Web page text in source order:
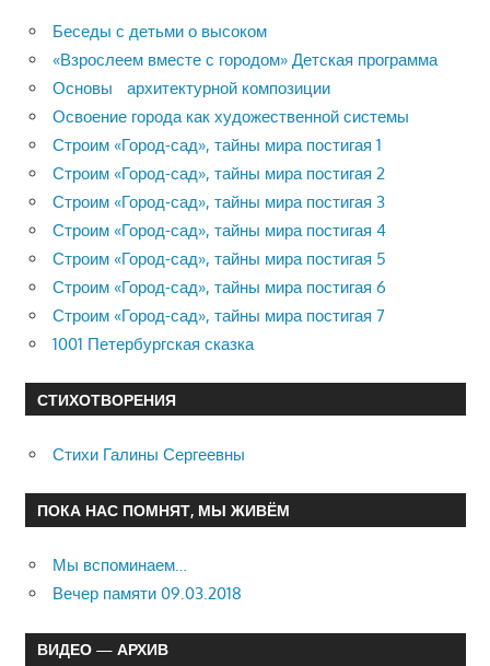
Беседы с детьми о высоком
«Взрослеем вместе с городом» Детская программа
Основы архитектурной композиции
Освоение города как художественной системы
Строим «Город-сад», тайны мира постигая 1
Строим «Город-сад», тайны мира постигая 2
Строим «Город-сад», тайны мира постигая 3
Строим «Город-сад», тайны мира постигая 4
Строим «Город-сад», тайны мира постигая 5
Строим «Город-сад», тайны мира постигая 6
Строим «Город-сад», тайны мира постигая 7
1001 Петербургская сказка
СТИХОТВОРЕНИЯ
Стихи Галины Сергеевны
ПОКА НАС ПОМНЯТ, МЫ ЖИВЁМ
Мы вспоминаем…
Вечер памяти 09.03.2018
ВИДЕО — АРХИВ